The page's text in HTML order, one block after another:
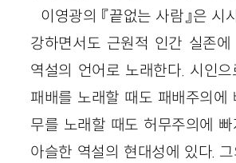
이영광의 『끝없는 사람』은
강하면서도 근원적 인간 실존
역설의 언어로 노래한다. 시인
패배를 노래할 때도 패배주의에
무를 노래할 때도 허무주의에
아슬한 역설의 현대성에 있다.